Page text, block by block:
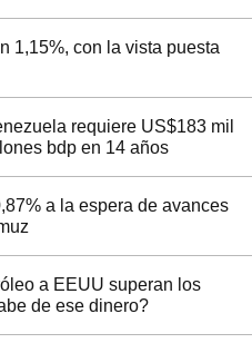
1,15%, con la vista puesta
requiere US$183 mil
bdp en 14 años
a la espera de avances
a EEUU superan los
de ese dinero?